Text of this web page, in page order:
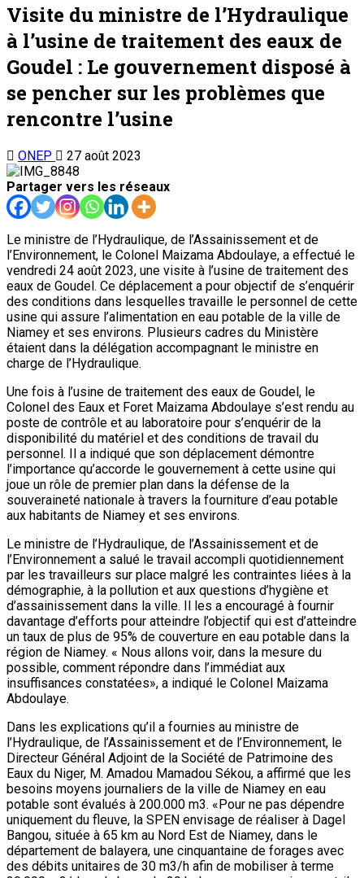
Visite du ministre de l’Hydraulique
à l’usine de traitement des eaux de
Goudel : Le gouvernement disposé à
se pencher sur les problèmes que
rencontre l’usine
ONEP
27 août 2023
Partager vers les réseaux
Le ministre de l’Hydraulique, de l’Assainissement et de
l’Environnement, le Colonel Maizama Abdoulaye, a effectué le
vendredi 24 août 2023, une visite à l’usine de traitement des
eaux de Goudel. Ce déplacement a pour objectif de s’enquérir
des conditions dans lesquelles travaille le personnel de cette
usine qui assure l’alimentation en eau potable de la ville de
Niamey et ses environs. Plusieurs cadres du Ministère
étaient dans la délégation accompagnant le ministre en
charge de l’Hydraulique.
Une fois à l’usine de traitement des eaux de Goudel, le
Colonel des Eaux et Foret Maizama Abdoulaye s’est rendu au
poste de contrôle et au laboratoire pour s’enquérir de la
disponibilité du matériel et des conditions de travail du
personnel. Il a indiqué que son déplacement démontre
l’importance qu’accorde le gouvernement à cette usine qui
joue un rôle de premier plan dans la défense de la
souveraineté nationale à travers la fourniture d’eau potable
aux habitants de Niamey et ses environs.
Le ministre de l’Hydraulique, de l’Assainissement et de
l’Environnement a salué le travail accompli quotidiennement
par les travailleurs sur place malgré les contraintes liées à la
démographie, à la pollution et aux questions d’hygiène et
d’assainissement dans la ville. Il les a encouragé à fournir
davantage d’efforts pour atteindre l’objectif qui est d’atteindre
un taux de plus de 95% de couverture en eau potable dans la
région de Niamey. « Nous allons voir, dans la mesure du
possible, comment répondre dans l’immédiat aux
insuffisances constatées», a indiqué le Colonel Maizama
Abdoulaye.
Dans les explications qu’il a fournies au ministre de
l’Hydraulique, de l’Assainissement et de l’Environnement, le
Directeur Général Adjoint de la Société de Patrimoine des
Eaux du Niger, M. Amadou Mamadou Sékou, a affirmé que les
besoins moyens journaliers de la ville de Niamey en eau
potable sont évalués à 200.000 m3. «Pour ne pas dépendre
uniquement du fleuve, la SPEN envisage de réaliser à Dagel
Bangou, située à 65 km au Nord Est de Niamey, dans le
département de balayera, une cinquantaine de forages avec
des débits unitaires de 30 m3/h afin de mobiliser à terme